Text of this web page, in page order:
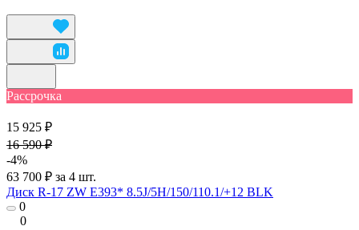
Рассрочка
15 925 ₽
16 590 ₽
-4%
63 700 ₽ за 4 шт.
Диск R-17 ZW E393* 8.5J/5H/150/110.1/+12 BLK
0
0